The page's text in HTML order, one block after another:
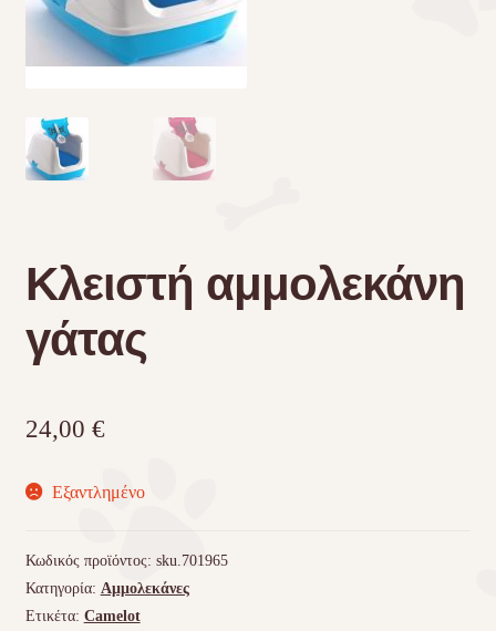
Τσάντες μεταφοράς
Επικοινωνία
Φροντίδα – Είδη Υγιεινής
Κλειστή αμμολεκάνη
γάτας
24,00 €
Εξαντλημένο
Κωδικός προϊόντος: sku.701965
Κατηγορία: Αμμολεκάνες
Ετικέτα: Camelot